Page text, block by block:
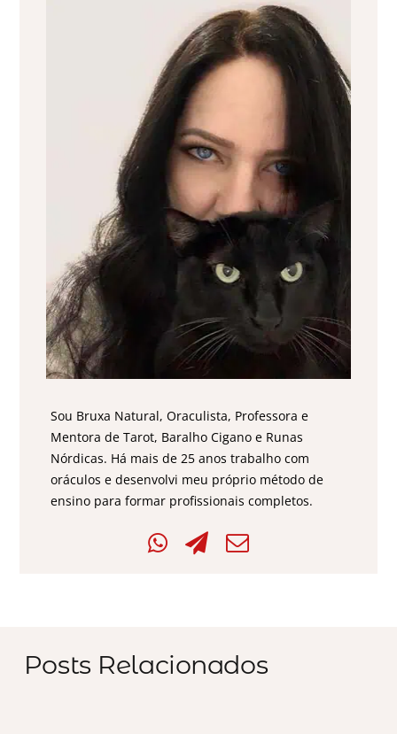
Sou Bruxa Natural, Oraculista, Professora e
Mentora de Tarot, Baralho Cigano e Runas
Nórdicas. Há mais de 25 anos trabalho com
oráculos e desenvolvi meu próprio método de
ensino para formar profissionais completos.
Posts Relacionados